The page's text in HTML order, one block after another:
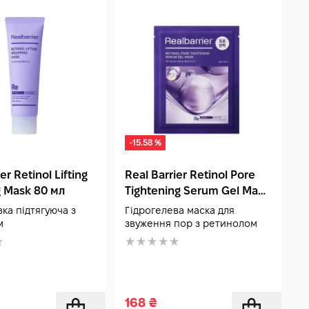
Retinol Lifting
Mask 80 мл
підтягуюча з
-15.58 %
Real Barrier Retinol Pore
Tightening Serum Gel Mask
1 шт (30 гр)
Гідрогелева маска для
звуження пор з ретинолом
168 ₴